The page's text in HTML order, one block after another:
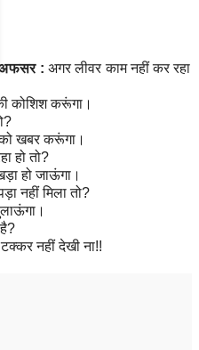
: अगर लीवर काम नहीं कर रहा
कोशिश करूंगा।
खबर करूंगा।
हो तो?
हो जाऊंगा।
नहीं मिला तो?
नहीं देखी ना!!